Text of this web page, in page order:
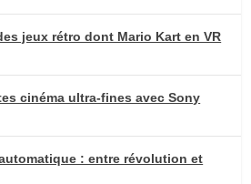
jeux rétro dont Mario Kart en VR
cinéma ultra-fines avec Sony
: entre révolution et